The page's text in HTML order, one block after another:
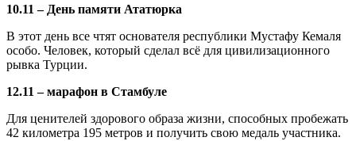
10.11 – День памяти Ататюрка
В этот день все чтят основателя республики Мустафу Кемаля
особо. Человек, который сделал всё для цивилизационного
рывка Турции.
12.11 – марафон в Стамбуле
Для ценителей здорового образа жизни, способных пробежать
42 километра 195 метров и получить свою медаль участника.